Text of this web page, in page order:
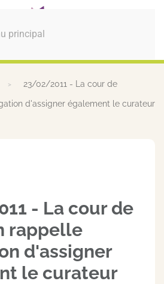
principal
23/02/2011 - La cour de
d'assigner également le curateur
- La cour de
rappelle
d'assigner
le curateur